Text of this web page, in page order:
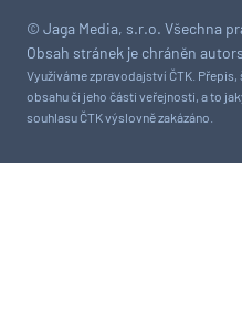
© Jaga Media, s.r.o. Všechna
Obsah stránek je chráněn
Využíváme zpravodajství ČTK.
obsahu či jeho části veřejnosti, a to
souhlasu ČTK výslovně zakázáno.